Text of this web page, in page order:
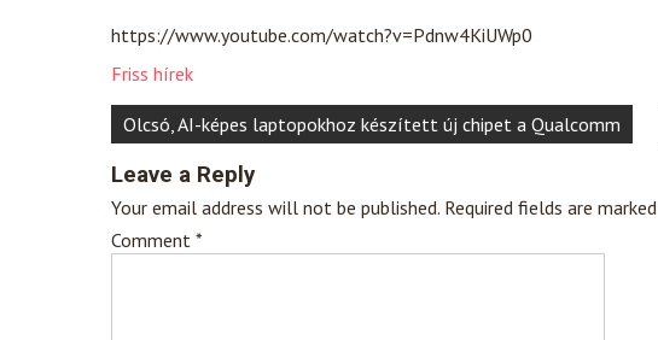
https://www.youtube.com/watch?v=Pdnw4KiUWp0
Friss hírek
Post
navigation
Olcsó, AI-képes laptopokhoz készített új chipet a Qualcomm
Leave a Reply
Your email address will not be published. Required fields are marked
Comment *